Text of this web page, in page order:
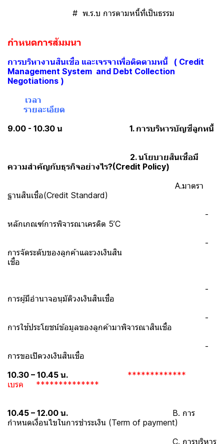
# พ.ร.บ การตามหนี้ที่เป็นธรรม
กำหนดการสัมมนา
การบริหางานสินเชื่อ และเจรจาเพื่อติดตามหนี้ ( Credit
Management System and Debt Collection
Negotiations )
เวลา
รายละเอียด
9.00 - 10.30 น
1. การบริหารบัญชีลูกหนี้
2. นโยบายสินเชื่อมี
ความสำคัญกับธุรกิจอย่างไร?(Credit Policy)
A.มาตรา
ฐานสินเชื่อ(Credit Standard)
-
หลักเกณฑ์การพิจารณาเครดิต 5’C
-
การจัดระดับของลูกค้าและวงเงินสิน
เชื่อ
-
การผู้มีอำนาจอนุมัติวงเงินสินเชื่อ
-
การใช้ประโยชน์ข้อมูลของลูกค้ามาพิจารณาสินเชื่อ
-
การขอเปิดวงเงินสินเชื่อ
10.30 – 10.45 น.
*************
เบรค **************
10.45 – 12.00 น.
B. การ
กำหนดเงื่อนไขในการชำระเงิน (Term of payment)
C. การบริหาร